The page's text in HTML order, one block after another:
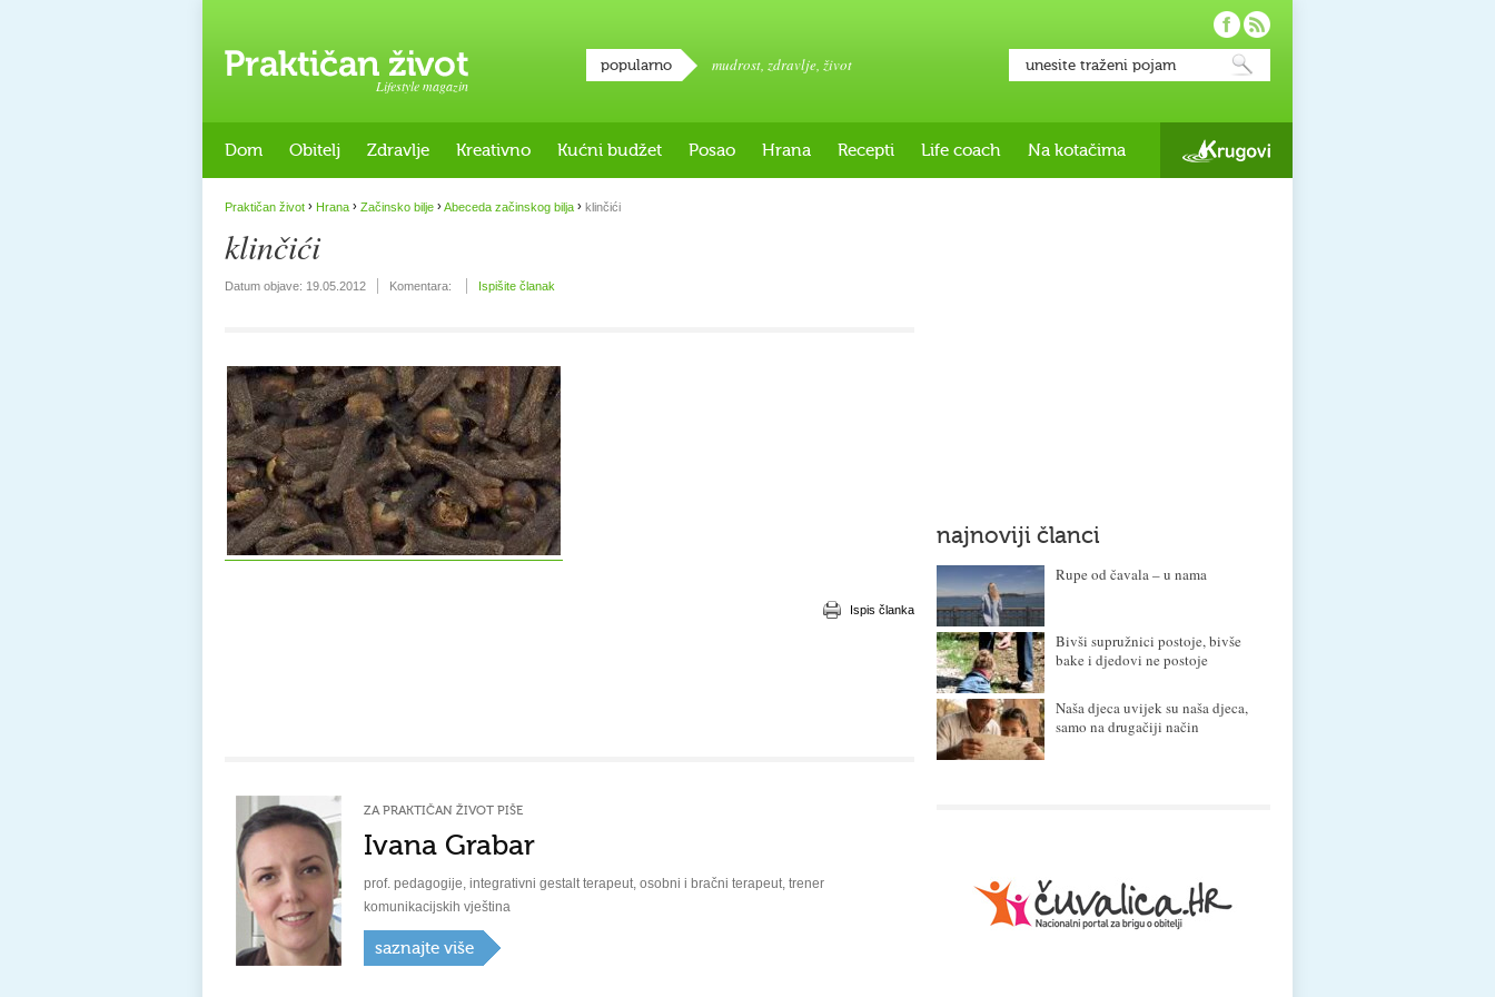
Lifestyle magazin
popularno mudrost, zdravlje, život
Dom Obitelj Zdravlje Kreativno Kućni budžet Posao Hrana Recepti Life coach Na kotačima
Praktičan život › Hrana › Začinsko bilje ›Abeceda začinskog bilja › klinčići
klinčići
Datum objave: 19.05.2012 Komentara: Ispišite članak
Ispis članka
ZA PRAKTIČAN ŽIVOT PIŠE
Ivana Grabar
prof. pedagogije, integrativni gestalt terapeut, osobni i bračni terapeut, trener
komunikacijskih vještina
saznajte više
najnoviji članci
Rupe od čavala – u nama
Bivši supružnici postoje, bivše
bake i djedovi ne postoje
Naša djeca uvijek su naša djeca,
samo na drugačiji način